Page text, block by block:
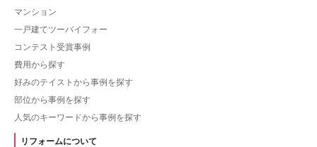
マンション
一戸建てツーバイフォー
コンテスト受賞事例
費用から探す
好みのテイストから事例を探す
部位から事例を探す
人気のキーワードから事例を探す
リフォームについて